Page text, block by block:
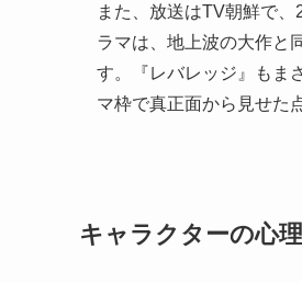
また、放送はTV朝鮮で
ラマは、地上波の大作と
す。『レバレッジ』もま
マ枠で真正面から見せた
キャラクターの心